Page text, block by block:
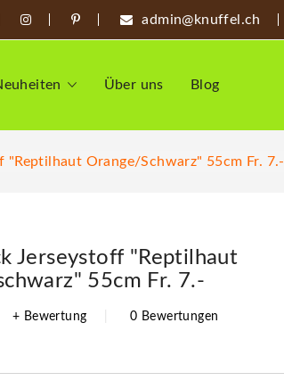
admin@knuffel.ch
Über uns Blog
"Reptilhaut Orange/schwarz" 55cm Fr. 7.-
Jerseystoff "Reptilhaut
55cm Fr. 7.-
+ Bewertung 0 Bewertungen